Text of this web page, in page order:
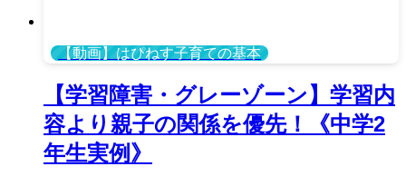
【動画】はぴねす子育ての基本
【学習障害・グレーゾーン】学習内
容より親子の関係を優先！《中学2
年生実例》